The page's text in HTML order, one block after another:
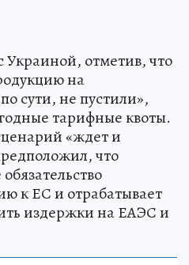
Украиной, отметив, что
на
сути, не пустили»,
тарифные квоты.
«ждет и
что
к ЕС и отрабатывает
издержки на ЕАЭС и